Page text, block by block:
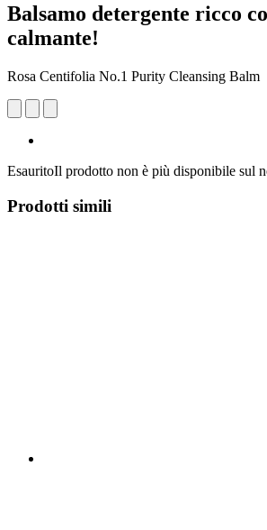
Balsamo detergente ricco
calmante!
Rosa Centifolia No.1 Purity Cleansing Balm
EsauritoIl prodotto non è più disponibile sul
Prodotti simili